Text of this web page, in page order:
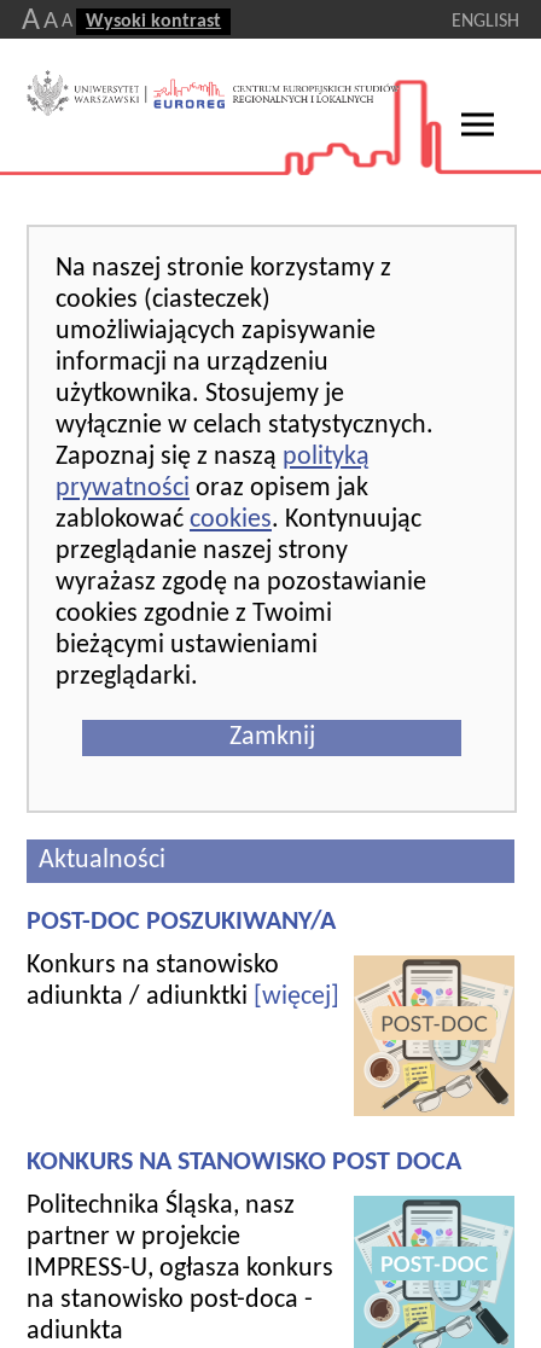
AA A Wysoki kontrast ENGLISH
Na naszej stronie korzystamy z
cookies (ciasteczek)
umożliwiających zapisywanie
informacji na urządzeniu
użytkownika. Stosujemy je
wyłącznie w celach statystycznych.
Zapoznaj się z naszą polityką
prywatności oraz opisem jak
zablokować cookies. Kontynuując
przeglądanie naszej strony
wyrażasz zgodę na pozostawianie
cookies zgodnie z Twoimi
bieżącymi ustawieniami
przeglądarki.
Zamknij
Aktualności
POST-DOC POSZUKIWANY/A
Konkurs na stanowisko
adiunkta / adiunktki [więcej]
KONKURS NA STANOWISKO POST DOCA
Politechnika Śląska, nasz
partner w projekcie
IMPRESS-U, ogłasza konkurs
na stanowisko post-doca -
adiunkta